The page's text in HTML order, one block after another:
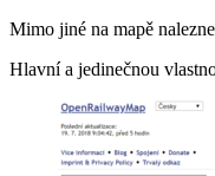
Mimo jiné na mapě
Hlavní a jedinečnou